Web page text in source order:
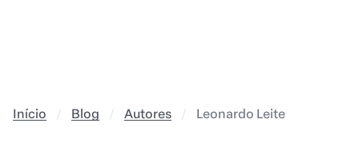
Início Blog Autores Leonardo Leite